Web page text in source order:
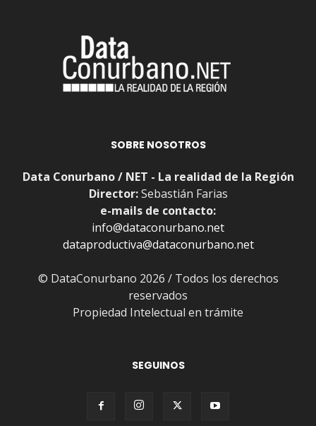
SOBRE NOSOTROS
Data Conurbano / NET - La realidad de la Región
Director:Sebastián Farias
e-mails de contacto:
info@dataconurbano.net
dataproductiva@dataconurbano.net
© DataConurbano 2026 / Todos los derechos
reservados
Propiedad Intelectual en trámite
SEGUINOS